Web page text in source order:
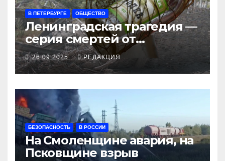
В ПЕТЕРБУРГЕ ОБЩЕСТВО
Ленинградская трагедия —
серия смертей от
алкосуррогата
26.09.2025 РЕДАКЦИЯ
БЕЗОПАСНОСТЬ В РОССИИ
На Смоленщине авария, на
Псковщине взрыв